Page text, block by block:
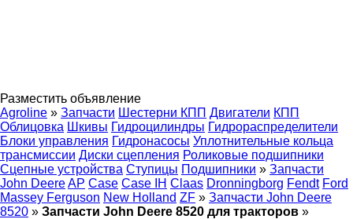
Разместить объявление
Agroline » Запчасти Шестерни КПП Двигатели КПП
Облицовка Шкивы Гидроцилиндры Гидрораспределители
Блоки управления Гидронасосы Уплотнительные кольца
трансмиссии Диски сцепления Роликовые подшипники
Сцепные устройства Ступицы Подшипники » Запчасти
John DeereAP Case Case IH Claas Dronningborg Fendt Ford
Massey Ferguson New Holland ZF » Запчасти John Deere
8520 » Запчасти John Deere 8520 для тракторов »